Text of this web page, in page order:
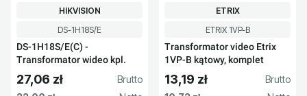
Kod produktu
DS-1H18S/E
DS-1H18S/E(C) -
Transformator wideo kpl.
PRODUCENT
HIKVISION
Cena brutto
27,06 zł
Kod produktu
ETRIX 1VP-B
Transformator video Etrix
1VP-B kątowy, komplet
PRODUCENT
ETRIX
Cena brutto
13,19 zł